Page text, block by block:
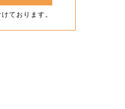
ております。